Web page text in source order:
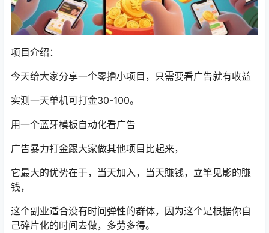
项目介绍：
今天给大家分享一个零撸小项目，只需要看广告就有收益
实测一天单机可打金30-100。
用一个蓝牙模板自动化看广告
广告暴力打金跟大家做其他项目比起来，
它最大的优势在于，当天加入，当天賺钱，立竿见影的賺
钱，
这个副业适合没有时间弹性的群体，因为这个是根据你自
己碎片化的时间去做，多劳多得。